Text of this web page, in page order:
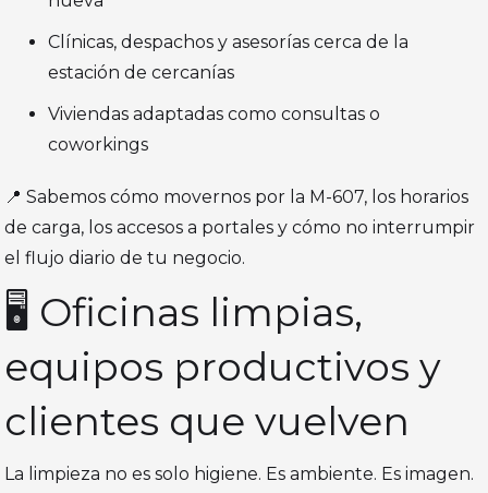
Clínicas, despachos y asesorías cerca de la
estación de cercanías
Viviendas adaptadas como consultas o
coworkings
📍 Sabemos cómo movernos por la M-607, los horarios
de carga, los accesos a portales y cómo no interrumpir
el flujo diario de tu negocio.
🖥️ Oficinas limpias,
equipos productivos y
clientes que vuelven
La limpieza no es solo higiene. Es ambiente. Es imagen.